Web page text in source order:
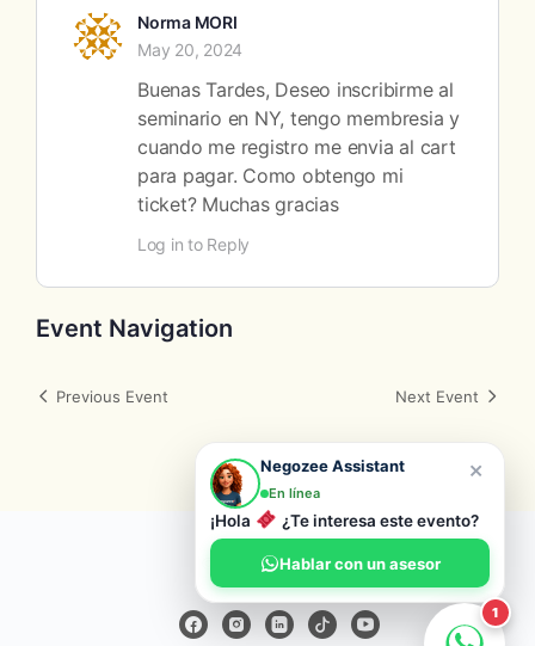
Norma MORI
May 20, 2024
Buenas Tardes, Deseo inscribirme al
seminario en NY, tengo membresia y
cuando me registro me envia al cart
para pagar. Como obtengo mi
ticket? Muchas gracias
Log in to Reply
Event Navigation
Previous Event Next Event
© 2026 Negozee
×
Negozee Assistant
En línea
¡Hola ¿Te interesa este evento?
Hablar con un asesor
1